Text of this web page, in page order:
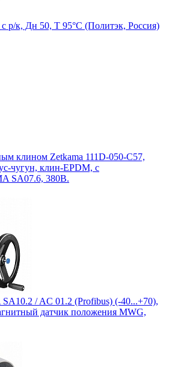
р/к, Дн 50, Т 95°С (Политэк, Россия)
клином Zetkama 111D-050-C57,
чугун, клин-EPDM, с
SA07.6, 380В.
/ AC 01.2 (Profibus) (-40...+70),
датчик положения MWG,